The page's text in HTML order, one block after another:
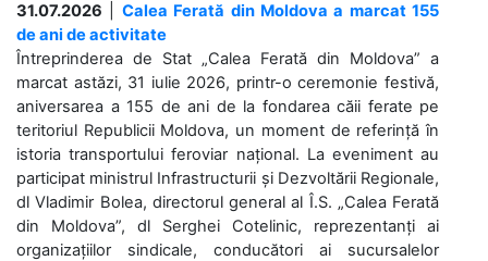
31.07.2026
Calea Ferată din Moldova a marcat 155
de ani de activitate
Întreprinderea de Stat „Calea Ferată din Moldova” a
marcat astăzi, 31 iulie 2026, printr-o ceremonie festivă,
aniversarea a 155 de ani de la fondarea căii ferate pe
teritoriul Republicii Moldova, un moment de referință în
istoria transportului feroviar național. La eveniment au
participat ministrul Infrastructurii și Dezvoltării Regionale,
dl Vladimir Bolea, directorul general al Î.S. „Calea Ferată
din Moldova”, dl Serghei Cotelinic, reprezentanți ai
organizațiilor sindicale, conducători ai sucursalelor